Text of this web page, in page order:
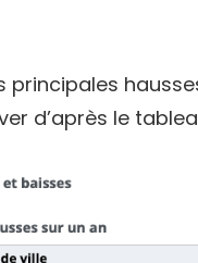
principales
d’après le